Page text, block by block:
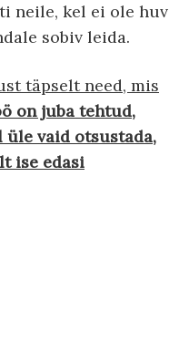
neile, kel ei ole
sobiv leida.
täpselt need, mis
on juba tehtud,
vaid otsustada,
ise edasi